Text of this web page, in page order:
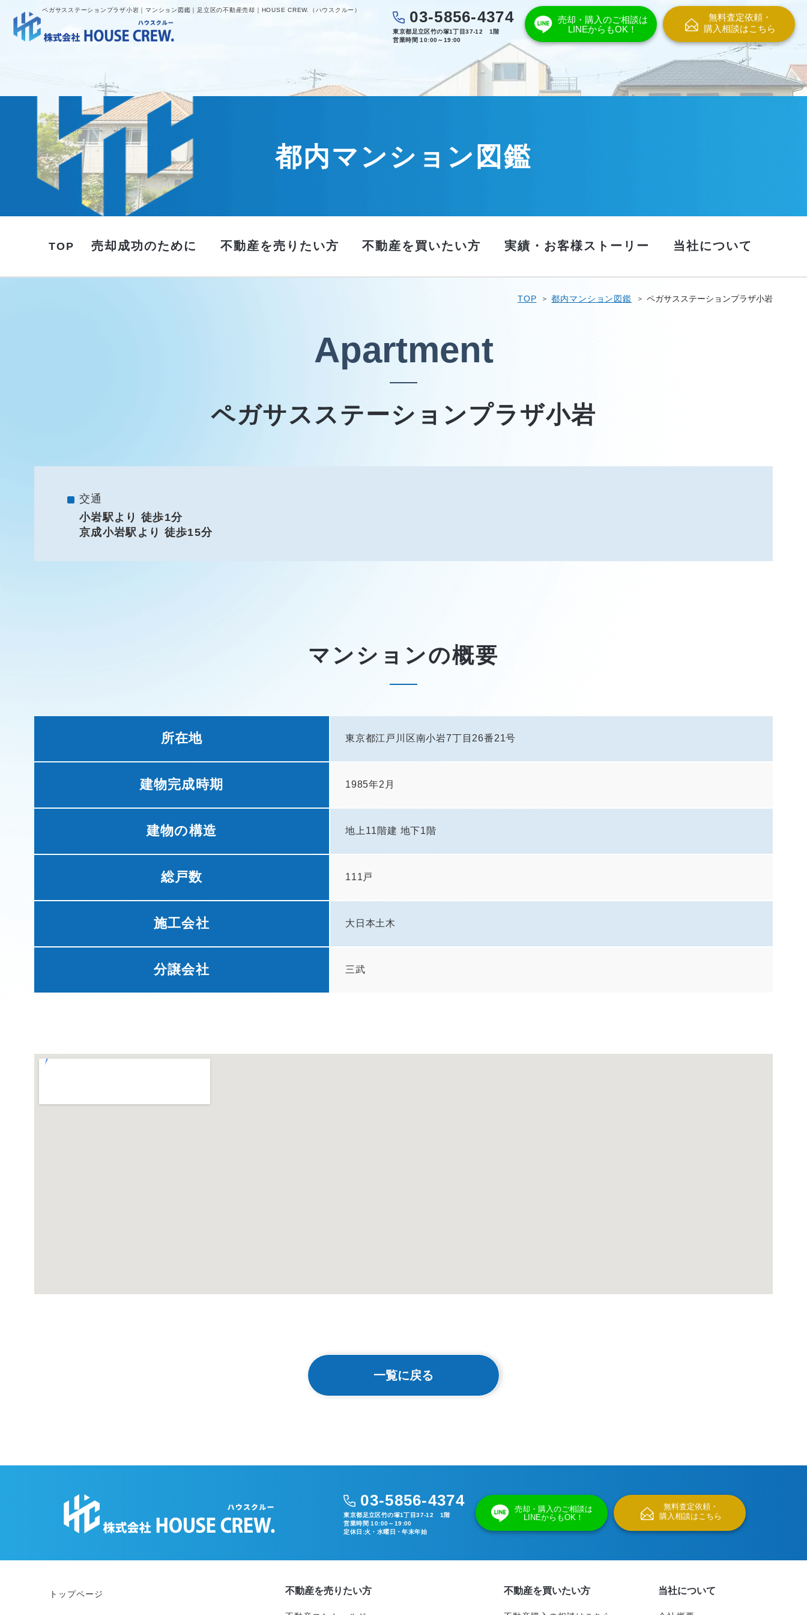
ペガサスステーションプラザ小岩｜マンション図鑑｜足立区の不動産売却｜HOUSE CREW.（ハウスクルー） 03-5856-4374
東京都足立区竹の塚1丁目37-12 1階
営業時間 10:00～19:00
売却・購入のご相談は
LINEからもOK！
無料査定依頼・
購入相談はこちら
都内マンション図鑑
TOP 売却成功のために 不動産を売りたい方 不動産を買いたい方 実績・お客様ストーリー 当社について
TOP 都内マンション図鑑 ペガサスステーションプラザ小岩
Apartment
ペガサスステーションプラザ小岩
交通
小岩駅より 徒歩1分
京成小岩駅より 徒歩15分
マンションの概要
所在地 東京都江戸川区南小岩7丁目26番21号
建物完成時期 1985年2月
建物の構造 地上11階建 地下1階
総戸数 111戸
施工会社 大日本土木
分譲会社 三武
一覧に戻る
03-5856-4374
東京都足立区竹の塚1丁目37-12 1階
営業時間 10:00～19:00
定休日:火・水曜日・年末年始
売却・購入のご相談は
LINEからもOK！
無料査定依頼・
購入相談はこちら
トップページ 不動産を売りたい方 不動産を買いたい方 当社について